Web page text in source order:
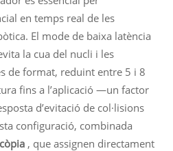
en temps real de les
El mode de baixa latència
la cua del nucli i les
de format, reduint entre 5 i 8
fins a l’aplicació —un factor
d’evitació de col·lisions
configuració, combinada
, que assignen directament